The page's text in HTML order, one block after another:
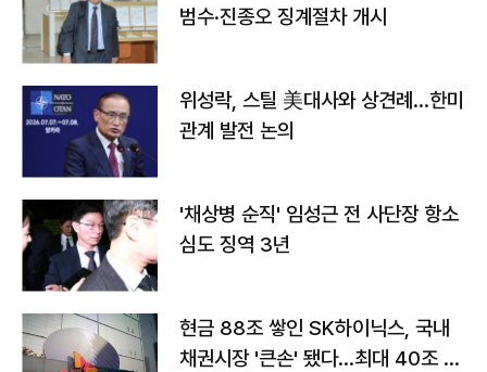
범수·진종오 징계절차 개시
위성락, 스틸 美대사와 상견례…한미
관계 발전 논의
'채상병 순직' 임성근 전 사단장 항소
심도 징역 3년
현금 88조 쌓인 SK하이닉스, 국내
채권시장 '큰손' 됐다…최대 40조 투